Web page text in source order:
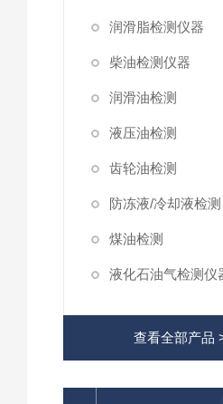
润滑脂检测仪器
柴油检测仪器
润滑油检测
液压油检测
齿轮油检测
防冻液/冷却液检测
煤油检测
液化石油气检测仪
查看全部产品